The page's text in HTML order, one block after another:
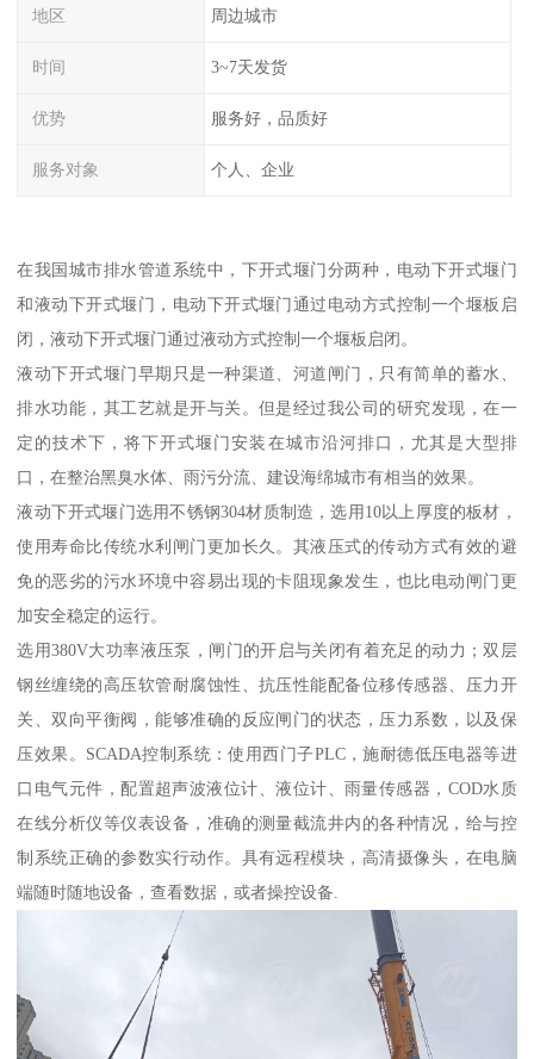
地区 周边城市
时间 3~7天发货
优势 服务好，品质好
服务对象 个人、企业
在我国城市排水管道系统中，下开式堰门分两种，电动下开式堰门
和液动下开式堰门，电动下开式堰门通过电动方式控制一个堰板启
闭，液动下开式堰门通过液动方式控制一个堰板启闭。
液动下开式堰门早期只是一种渠道、河道闸门，只有简单的蓄水、
排水功能，其工艺就是开与关。但是经过我公司的研究发现，在一
定的技术下，将下开式堰门安装在城市沿河排口，尤其是大型排
口，在整治黑臭水体、雨污分流、建设海绵城市有相当的效果。
液动下开式堰门选用不锈钢304材质制造，选用10以上厚度的板材，
使用寿命比传统水利闸门更加长久。其液压式的传动方式有效的避
免的恶劣的污水环境中容易出现的卡阻现象发生，也比电动闸门更
加安全稳定的运行。
选用380V大功率液压泵，闸门的开启与关闭有着充足的动力；双层
钢丝缠绕的高压软管耐腐蚀性、抗压性能配备位移传感器、压力开
关、双向平衡阀，能够准确的反应闸门的状态，压力系数，以及保
压效果。SCADA控制系统：使用西门子PLC，施耐德低压电器等进
口电气元件，配置超声波液位计、液位计、雨量传感器，COD水质
在线分析仪等仪表设备，准确的测量截流井内的各种情况，给与控
制系统正确的参数实行动作。具有远程模块，高清摄像头，在电脑
端随时随地设备，查看数据，或者操控设备.